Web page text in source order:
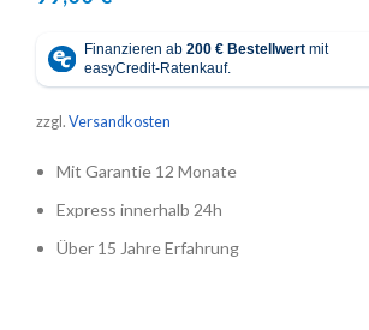
zzgl. Versandkosten
Mit Garantie 12 Monate
Express innerhalb 24h
Über 15 Jahre Erfahrung